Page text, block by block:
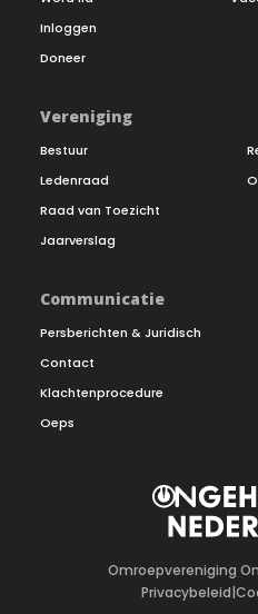
Inloggen
Doneer
Vereniging
Bestuur
Ledenraad
Raad van Toezicht
Jaarverslag
Communicatie
Persberichten & Juridisch
Contact
Klachtenprocedure
Oeps
Omroepvereniging
Privacybeleid|